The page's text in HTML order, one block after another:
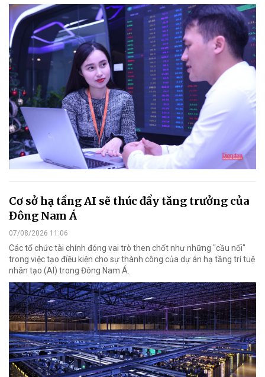
Cơ sở hạ tầng AI sẽ thúc đẩy tăng trưởng của
Đông Nam Á
07/08/2026 11:06
Các tổ chức tài chính đóng vai trò then chốt như những "cầu nối"
trong việc tạo điều kiện cho sự thành công của dự án hạ tầng trí tuệ
nhân tạo (AI) trong Đông Nam Á.